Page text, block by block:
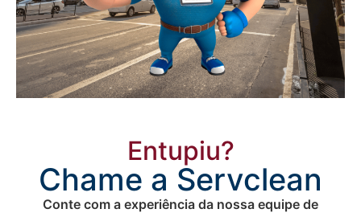
Entupiu?
Chame a Servclean
Conte com a experiência da nossa equipe de